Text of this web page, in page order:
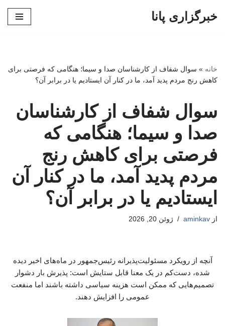
خبرگزاری پانا
خانه » سوال شفاف از کارشناسان صدا و سیما؛ هنگامی که فرصتی برای
کاهش رنج مردم پدید آمد، ما در کنار آن ایستادیم یا در برابر آن؟
سوال شفاف از کارشناسان
صدا و سیما؛ هنگامی که
فرصتی برای کاهش رنج
مردم پدید آمد، ما در کنار آن
ایستادیم یا در برابر آن؟
از aminkav ژوئن 20, 2026
آنچه از رویکرد مسئولیت‌پذیرانه رئیس‌جمهور در ماه‌های اخیر دیده
شده، دست‌کم در یک معنا قابل ستایش است: پذیرش بار دشوار
تصمیم‌هایی که ممکن است هزینه سیاسی داشته باشند اما منفعت
عمومی را افزایش دهند.